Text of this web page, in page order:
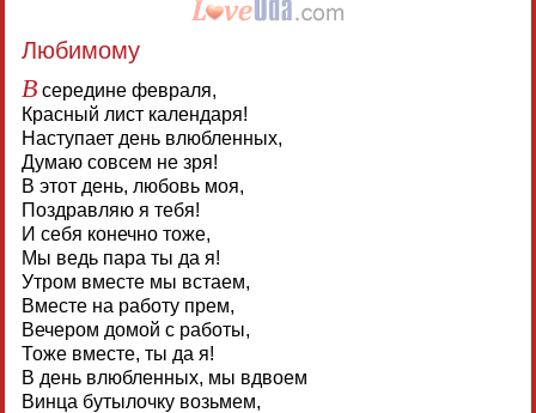
Любимому
Всередине февраля,
Красный лист календаря!
Наступает день влюбленных,
Думаю совсем не зря!
В этот день, любовь моя,
Поздравляю я тебя!
И себя конечно тоже,
Мы ведь пара ты да я!
Утром вместе мы встаем,
Вместе на работу прем,
Вечером домой с работы,
Тоже вместе, ты да я!
В день влюбленных, мы вдвоем
Винца бутылочку возьмем,